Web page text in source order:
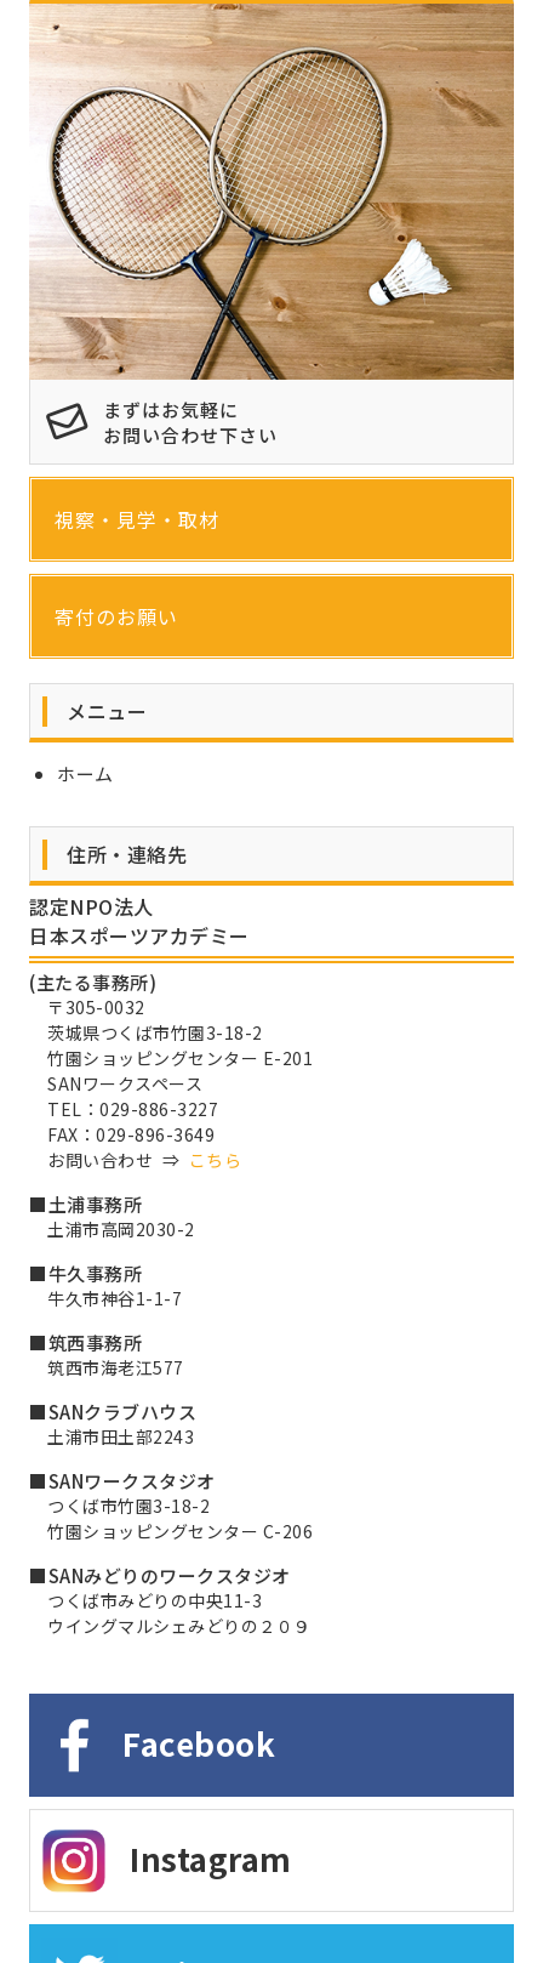
まずはお気軽に
お問い合わせ下さい
視察・見学・取材
寄付のお願い
メニュー
ホーム
住所・連絡先
認定NPO法人
日本スポーツアカデミー
(主たる事務所)
〒305-0032
茨城県つくば市竹園3-18-2
竹園ショッピングセンター E-201
SANワークスペース
TEL：029-886-3227
FAX：029-896-3649
お問い合わせ ⇒ こちら
■土浦事務所
土浦市高岡2030-2
■牛久事務所
牛久市神谷1-1-7
■筑西事務所
筑西市海老江577
■SANクラブハウス
土浦市田土部2243
■SANワークスタジオ
つくば市竹園3-18-2
竹園ショッピングセンター C-206
■SANみどりのワークスタジオ
つくば市みどりの中央11-3
ウイングマルシェみどりの２０９
Facebook
Instagram